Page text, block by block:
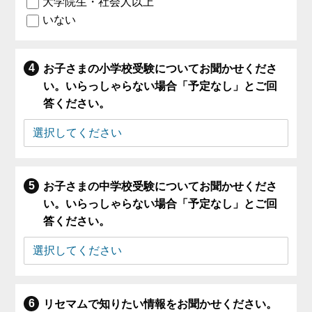
いない
お子さまの小学校受験についてお聞かせくださ
い。いらっしゃらない場合「予定なし」とご回
答ください。
お子さまの中学校受験についてお聞かせくださ
い。いらっしゃらない場合「予定なし」とご回
答ください。
リセマムで知りたい情報をお聞かせください。